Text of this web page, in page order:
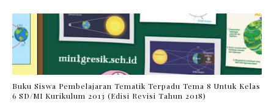
Buku Siswa Pembelajaran Tematik Terpadu Tema 8 Untuk Kelas
6 SD/MI Kurikulum 2013 (Edisi Revisi Tahun 2018)